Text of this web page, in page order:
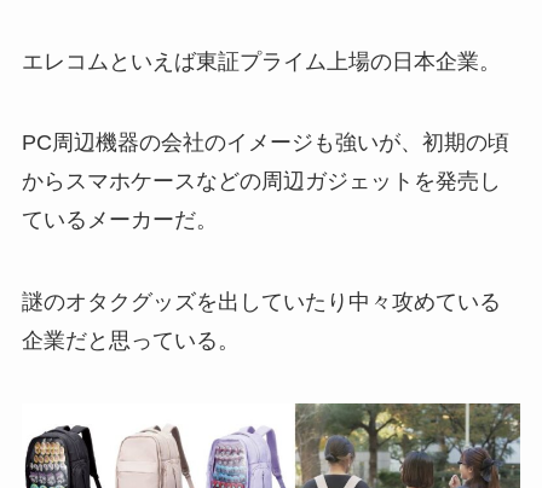
エレコムといえば東証プライム上場の日本企業。
PC周辺機器の会社のイメージも強いが、初期の頃
からスマホケースなどの周辺ガジェットを発売し
ているメーカーだ。
謎のオタクグッズを出していたり中々攻めている
企業だと思っている。